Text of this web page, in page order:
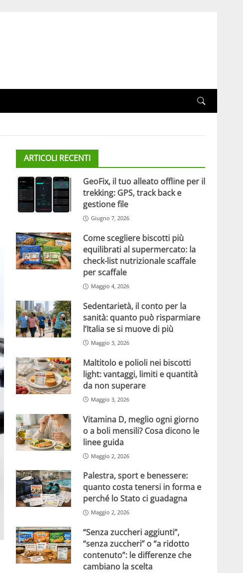
ARTICOLI RECENTI
GeoFix, il tuo alleato offline per il
trekking: GPS, track back e
gestione file
Giugno 7, 2026
Come scegliere biscotti più
equilibrati al supermercato: la
check-list nutrizionale scaffale
per scaffale
Maggio 4, 2026
Sedentarietà, il conto per la
sanità: quanto può risparmiare
l’Italia se si muove di più
Maggio 3, 2026
Maltitolo e polioli nei biscotti
light: vantaggi, limiti e quantità
da non superare
Maggio 3, 2026
Vitamina D, meglio ogni giorno
o a boli mensili? Cosa dicono le
linee guida
Maggio 2, 2026
Palestra, sport e benessere:
quanto costa tenersi in forma e
perché lo Stato ci guadagna
Maggio 2, 2026
“Senza zuccheri aggiunti”,
“senza zuccheri” o “a ridotto
contenuto”: le differenze che
cambiano la scelta